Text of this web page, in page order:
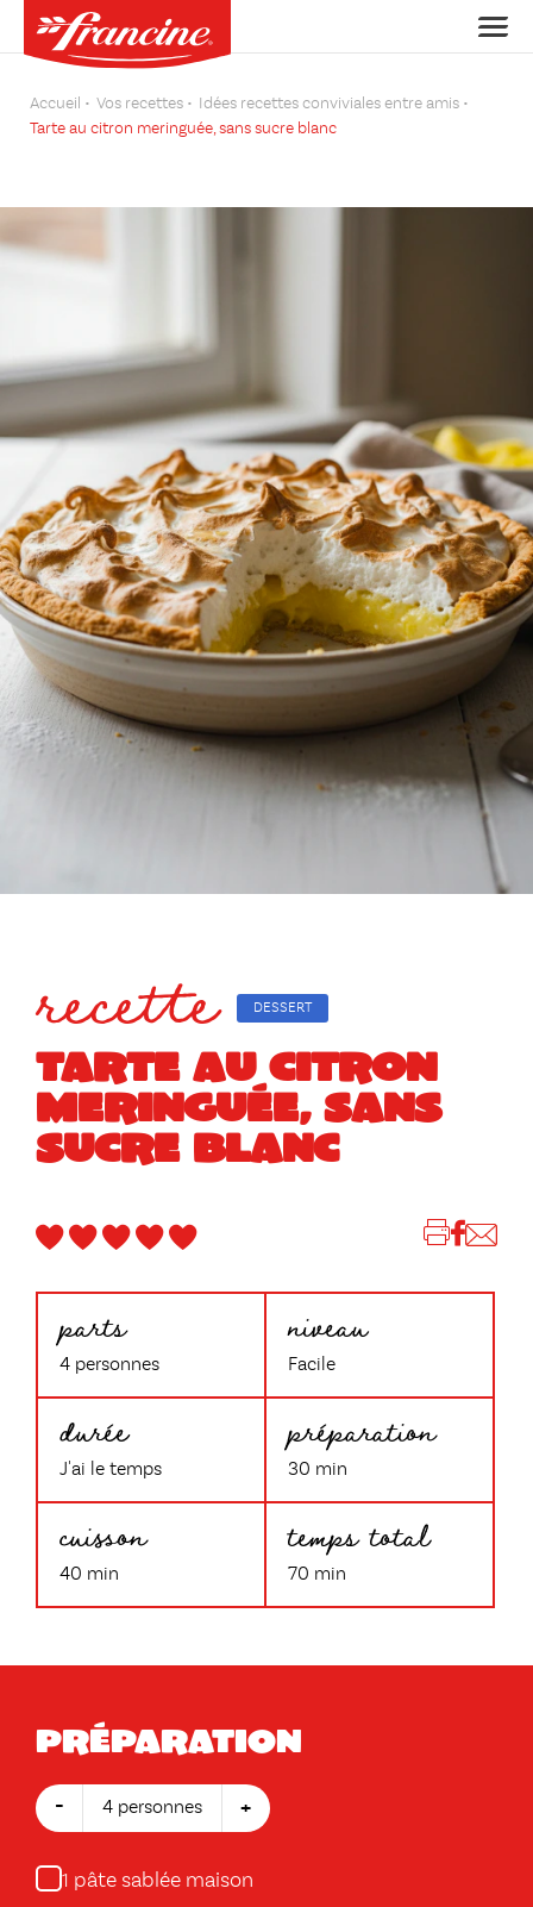
Accueil Vos recettes
Idées recettes conviviales entre amis
Tarte au citron meringuée, sans sucre blanc
recette DESSERT
TARTE AU CITRON
MERINGUÉE, SANS
SUCRE BLANC
parts
4 personnes
niveau
Facile
durée
J'ai le temps
préparation
30 min
cuisson
40 min
temps total
70 min
Préparation
- 4 personnes +
1 pâte sablée maison